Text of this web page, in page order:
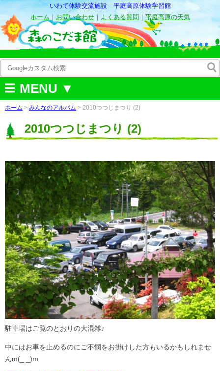
いわて体験交流施設 平庭高原体験学習館
ホーム｜ お問い合わせ｜ よくある質問 ｜ 平庭高原の天気
MENU ▼
ホーム > みんなのアルバム > 2010つつじまつり (2)
2010つつじまつり (2)
駐車場はご覧のとおりの大混雑♪
中にはお車を止めるのにご不憫をお掛けした方もいるかもしれませ
んm(_ _)m